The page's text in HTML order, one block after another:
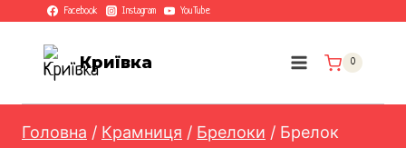
Перейти
вмісту
Facebook Instagram YouTube
Криївка 0
Головна / Крамниця / Брелоки / Брелок